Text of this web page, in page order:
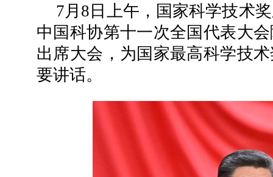
7月8日上午，国家科学技术
中国科协第十一次全国代表大
出席大会，为国家最高科学技
要讲话。